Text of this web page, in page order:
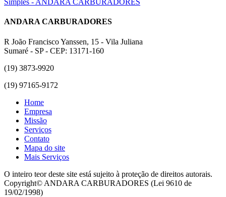
ANDARA CARBURADORES
R João Francisco Yanssen, 15 - Vila Juliana
Sumaré - SP - CEP: 13171-160
(19) 3873-9920
(19) 97165-9172
Home
Empresa
Missão
Serviços
Contato
Mapa do site
Mais Serviços
O inteiro teor deste site está sujeito à proteção de direitos autorais.
Copyright© ANDARA CARBURADORES (Lei 9610 de
19/02/1998)